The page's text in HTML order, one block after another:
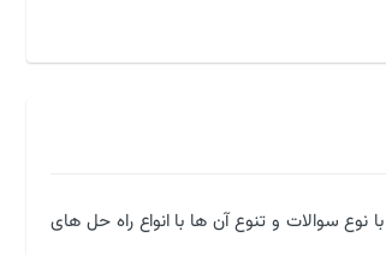
نوع سوالات و تنوع آن ها با انواع راه حل های